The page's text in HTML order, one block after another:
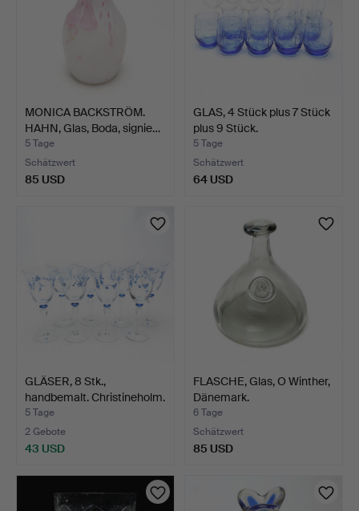
MONICA BACKSTRÖM.
HAHN, Glas, Boda, signie…
5 Tage
Schätzwert
85 USD
GLAS, 4 Stück plus 7 Stück
plus 9 Stück.
5 Tage
Schätzwert
64 USD
GLÄSER, 8 Stk.,
handbemalt. Christineholm.
5 Tage
2 Gebote
43 USD
FLASCHE, Glas, O Winther,
Dänemark.
6 Tage
Schätzwert
85 USD